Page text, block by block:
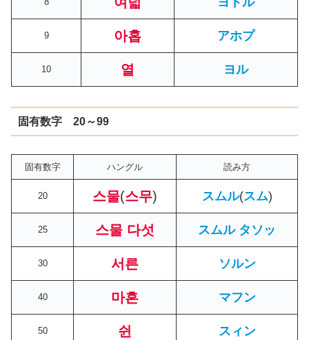
9 아홉 アホプ
10 열 ヨル
固有数字 20～99
固有数字 ハングル 読み方
20 스물(스무) スムル(スム)
25 스물 다섯 スムル タソッ
30 서른 ソルン
40 마흔 マフン
50 쉰 スィン